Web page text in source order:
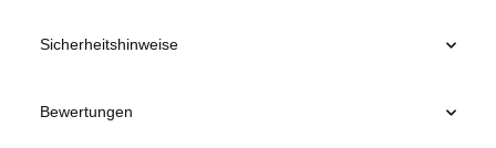
Sicherheitshinweise
Bewertungen